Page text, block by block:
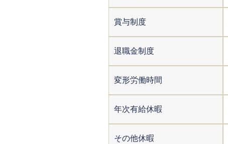
賞与制度
退職金制度
変形労働時間
年次有給休暇
その他休暇